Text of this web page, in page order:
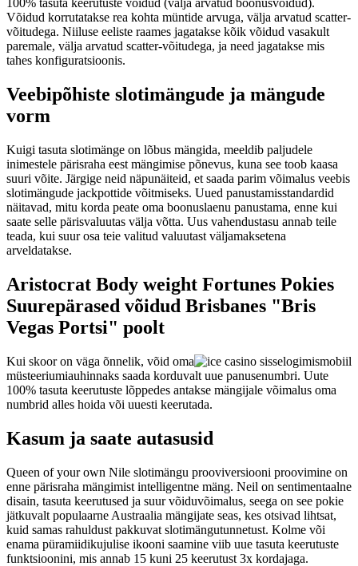
100% tasuta keerutuste võidud (välja arvatud boonusvõidud).
Võidud korrutatakse rea kohta müntide arvuga, välja arvatud scatter-
võitudega. Niiluse eeliste raames jagatakse kõik võidud vasakult
paremale, välja arvatud scatter-võitudega, ja need jagatakse mis
tahes konfiguratsioonis.
Veebipõhiste slotimängude ja mängude
vorm
Kuigi tasuta slotimänge on lõbus mängida, meeldib paljudele
inimestele pärisraha eest mängimise põnevus, kuna see toob kaasa
suuri võite. Järgige neid näpunäiteid, et saada parim võimalus veebis
slotimängude jackpottide võitmiseks. Uued panustamisstandardid
näitavad, mitu korda peate oma boonuslaenu panustama, enne kui
saate selle pärisvaluutas välja võtta. Uus vahendustasu annab teile
teada, kui suur osa teie valitud valuutast väljamaksetena
arveldatakse.
Aristocrat Body weight Fortunes Pokies
Suurepärased võidud Brisbanes "Bris
Vegas Portsi" poolt
Kui skoor on väga õnnelik, võid oma
müsteeriumiauhinnaks saada korduvalt uue panusenumbri. Uute
100% tasuta keerutuste lõppedes antakse mängijale võimalus oma
numbrid alles hoida või uuesti keerutada.
Kasum ja saate autasusid
Queen of your own Nile slotimängu prooviversiooni proovimine on
enne pärisraha mängimist intelligentne mäng. Neil on sentimentaalne
disain, tasuta keerutused ja suur võiduvõimalus, seega on see pokie
jätkuvalt populaarne Austraalia mängijate seas, kes otsivad lihtsat,
kuid samas rahuldust pakkuvat slotimängutunnetust. Kolme või
enama püramiidikujulise ikooni saamine viib uue tasuta keerutuste
funktsioonini, mis annab 15 kuni 25 keerutust 3x kordajaga.